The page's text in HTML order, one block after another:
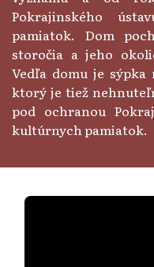
Pokrajinského
pamiatok. Dom
storočia a jeho
Vedľa domu je sýpka
ktorý je tiež
pod ochranou
kultúrnych pamiatok.